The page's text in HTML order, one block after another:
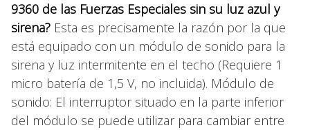
9360 de las Fuerzas Especiales sin su luz azul y
sirena? Esta es precisamente la razón por la que
está equipado con un módulo de sonido para la
sirena y luz intermitente en el techo (Requiere 1
micro batería de 1,5 V, no incluida). Módulo de
sonido: El interruptor situado en la parte inferior
del módulo se puede utilizar para cambiar entre